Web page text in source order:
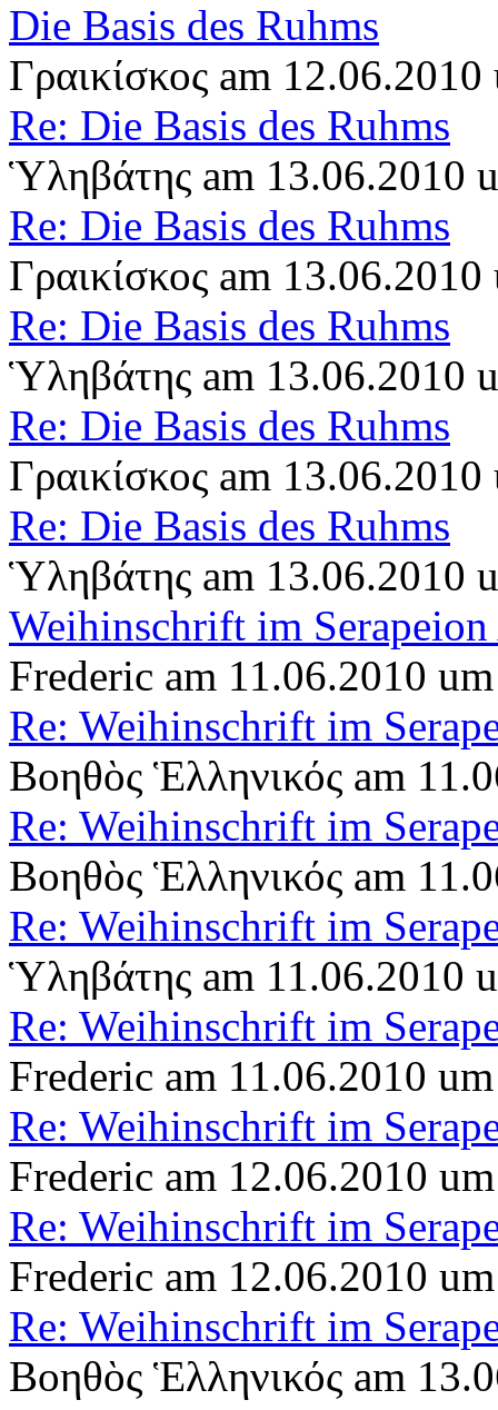
Die Basis des Ruhms
Γραικίσκος am
Re: Die Basis des Ruhms
Ὑληβάτης am 13.06.2010
Re: Die Basis des Ruhms
Γραικίσκος am
Re: Die Basis des Ruhms
Ὑληβάτης am 13.06.2010
Re: Die Basis des Ruhms
Γραικίσκος am
Re: Die Basis des Ruhms
Ὑληβάτης am 13.06.2010
Weihinschrift im
Frederic am 11.06.2010
Re: Weihinschrift im
Βοηθὸς Ἑλληνικός am
Re: Weihinschrift im
Βοηθὸς Ἑλληνικός am
Re: Weihinschrift im
Ὑληβάτης am 11.06.2010
Re: Weihinschrift im
Frederic am 11.06.2010
Re: Weihinschrift im
Frederic am 12.06.2010
Re: Weihinschrift im
Frederic am 12.06.2010
Re: Weihinschrift im
Βοηθὸς Ἑλληνικός am